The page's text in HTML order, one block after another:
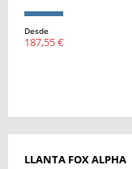
Desde
187,55 €
LLANTA FOX ALPHA